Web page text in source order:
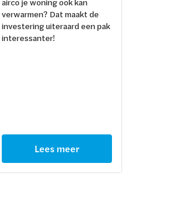
verwarmen? Dat maakt de
investering uiteraard een pak
interessanter!
Lees meer